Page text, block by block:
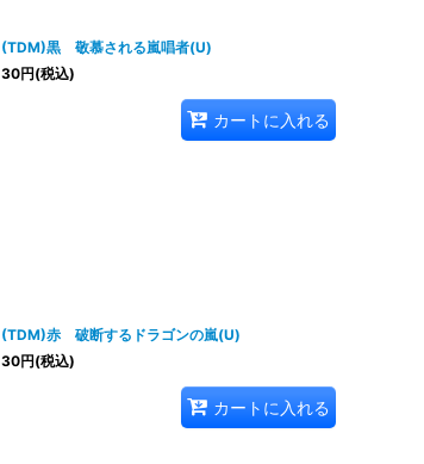
(TDM)黒 敬慕される嵐唱者(U)
30円(税込)
カートに入れる
(TDM)赤 破断するドラゴンの嵐(U)
30円(税込)
カートに入れる